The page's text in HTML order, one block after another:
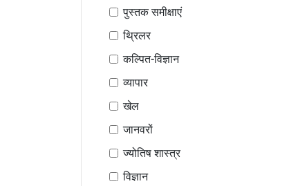
पुस्तक समीक्षाएं
थ्रिलर
कल्पित-विज्ञान
व्यापार
खेल
जानवरों
ज्योतिष शास्त्र
विज्ञान